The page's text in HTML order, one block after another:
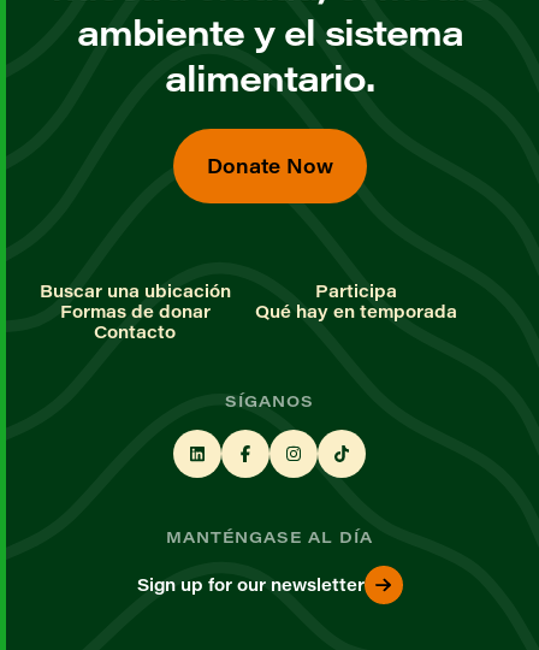
ambiente y el sistema
alimentario.
Donate Now
Buscar una ubicación
Participa
Formas de donar
Qué hay en temporada
Contacto
SÍGANOS
MANTÉNGASE AL DÍA
Sign up for our newsletter